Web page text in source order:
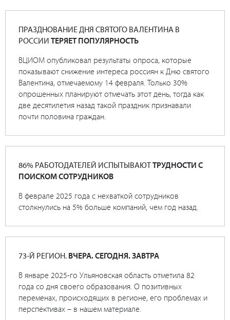
ПРАЗДНОВАНИЕ ДНЯ СВЯТОГО ВАЛЕНТИНА В
РОССИИ ТЕРЯЕТ ПОПУЛЯРНОСТЬ
ВЦИОМ опубликовал результаты опроса, которые
показывают снижение интереса россиян к Дню святого
Валентина, отмечаемому 14 февраля. Только 30%
опрошенных планируют отмечать этот день, тогда как
две десятилетия назад такой праздник признавали
почти половина граждан.
86% РАБОТОДАТЕЛЕЙ ИСПЫТЫВАЮТТРУДНОСТИ С
ПОИСКОМ СОТРУДНИКОВ
В феврале 2025 года с нехваткой сотрудников
столкнулись на 5% больше компаний, чем год назад.
73-Й РЕГИОН. ВЧЕРА. СЕГОДНЯ. ЗАВТРА
В январе 2025-го Ульяновская область отметила 82
года со дня своего образования. О позитивных
переменах, происходящих в регионе, его проблемах и
перспективах – в нашем материале.